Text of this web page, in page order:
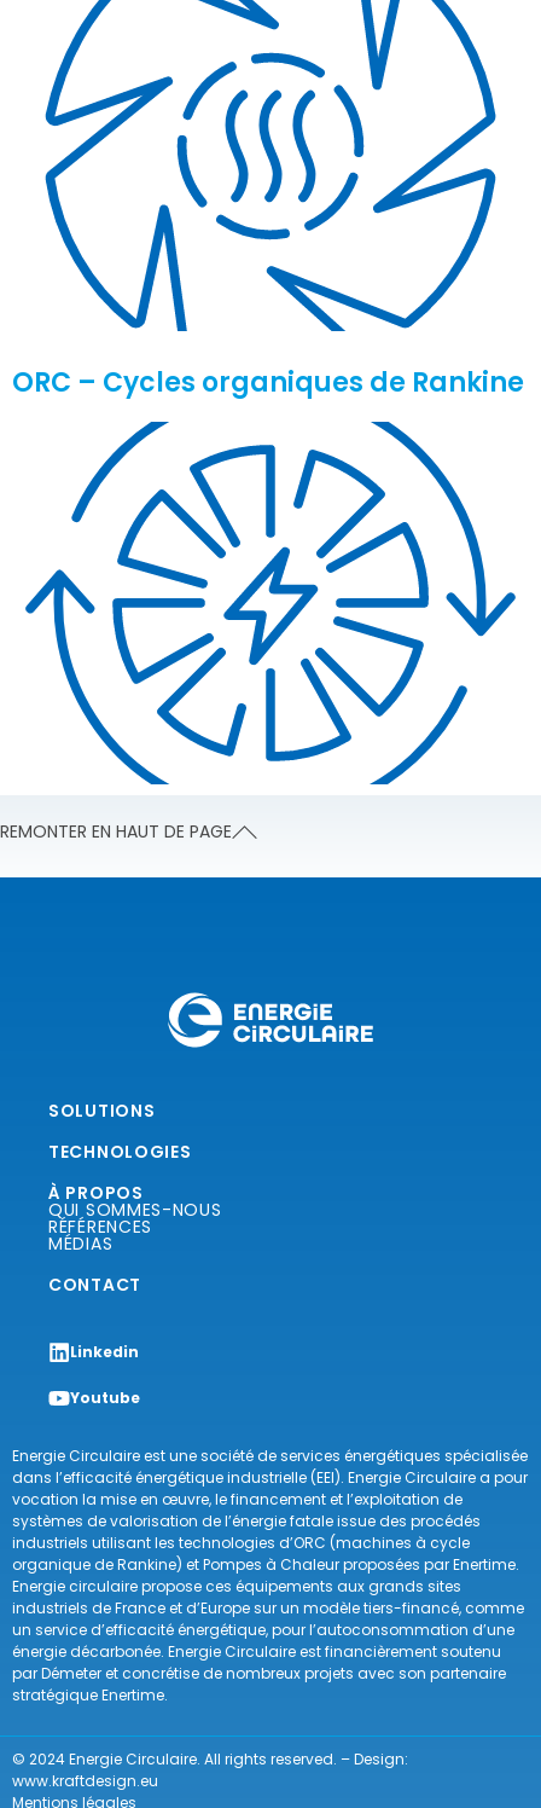
ORC – Cycles organiques de Rankine
REMONTER EN HAUT DE PAGE
SOLUTIONS
TECHNOLOGIES
À PROPOS
QUI SOMMES-NOUS
RÉFÉRENCES
MÉDIAS
CONTACT
Linkedin
Youtube
Energie Circulaire est une société de services énergétiques spécialisée
dans l’efficacité énergétique industrielle (EEI). Energie Circulaire a pour
vocation la mise en œuvre, le financement et l’exploitation de
systèmes de valorisation de l’énergie fatale issue des procédés
industriels utilisant les technologies d’ORC (machines à cycle
organique de Rankine) et Pompes à Chaleur proposées par Enertime.
Energie circulaire propose ces équipements aux grands sites
industriels de France et d’Europe sur un modèle tiers-financé, comme
un service d’efficacité énergétique, pour l’autoconsommation d’une
énergie décarbonée. Energie Circulaire est financièrement soutenu
par Démeter et concrétise de nombreux projets avec son partenaire
stratégique Enertime.
© 2024 Energie Circulaire. All rights reserved. – Design:
www.kraftdesign.eu
Mentions légales